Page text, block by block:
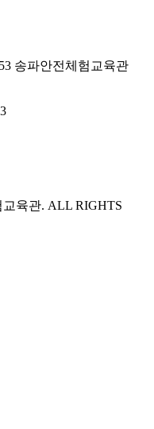
송파안전체험교육관
육관. ALL RIGHTS